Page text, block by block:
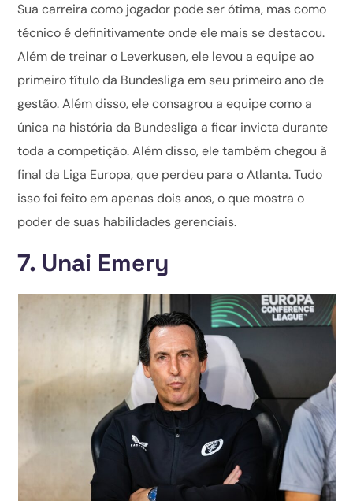
Sua carreira como jogador pode ser ótima, mas como
técnico é definitivamente onde ele mais se destacou.
Além de treinar o Leverkusen, ele levou a equipe ao
primeiro título da Bundesliga em seu primeiro ano de
gestão. Além disso, ele consagrou a equipe como a
única na história da Bundesliga a ficar invicta durante
toda a competição. Além disso, ele também chegou à
final da Liga Europa, que perdeu para o Atlanta. Tudo
isso foi feito em apenas dois anos, o que mostra o
poder de suas habilidades gerenciais.
7. Unai Emery